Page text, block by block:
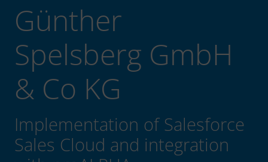
Günther
Spelsberg GmbH
& Co KG
Implementation of Salesforce
Sales Cloud and integration